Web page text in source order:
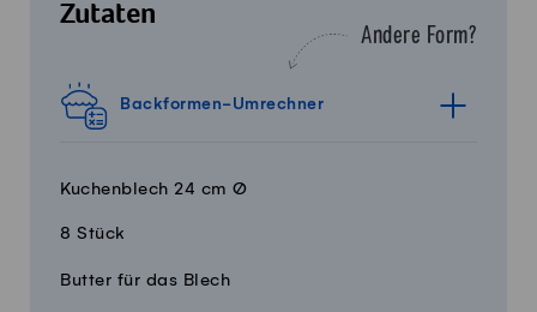
Zutaten
Andere Form?
Backformen-Umrechner
Kuchenblech 24 cm Ø
8 Stück
Menge Zutaten
Butter für das Blech